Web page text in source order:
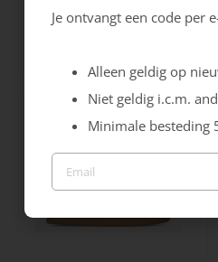
Cristallino
Je ontvangt een code per
Alleen geldig op
Niet geldig i.c.m.
Minimale besteding